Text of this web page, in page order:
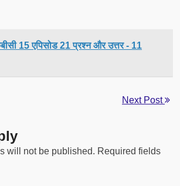
15 एपिसोड 21 प्रश्न और उत्तर - 11
Next Post
will not be published. Required fields